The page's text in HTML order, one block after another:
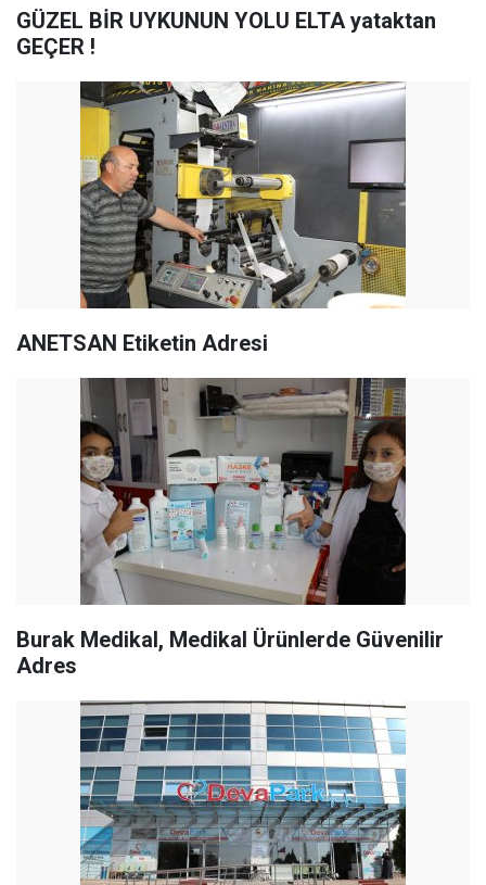
GÜZEL BİR UYKUNUN YOLU ELTA yataktan
GEÇER !
ANETSAN Etiketin Adresi
Burak Medikal, Medikal Ürünlerde Güvenilir
Adres